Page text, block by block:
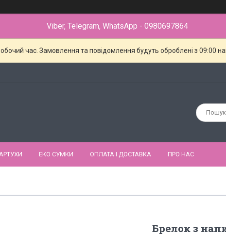
Viber, Telegram, WhatsApp - 0980697864
час. Замовлення та повідомлення будуть оброблені з 09:00
ЕКО СУМКИ ОПЛАТА І ДОСТАВКА ПРО НАС
Брелок з